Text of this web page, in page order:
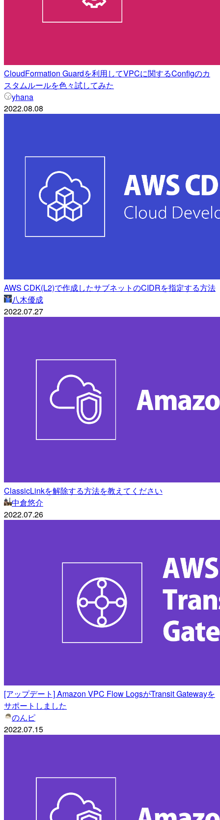
CloudFormation Guardを利用してVPCに関するConfigのカ
スタムルールを色々試してみた
yhana
2022.08.08
AWS CDK(L2)で作成したサブネットのCIDRを指定する方法
八木優成
2022.07.27
ClassicLinkを解除する方法を教えてください
中倉悠介
2022.07.26
[アップデート] Amazon VPC Flow LogsがTransit Gatewayを
サポートしました
のんピ
2022.07.15